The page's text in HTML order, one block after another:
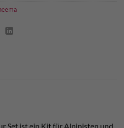
Set ist ein Kit für Alpinisten und